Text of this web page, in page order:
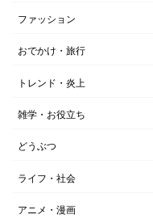
ファッション
おでかけ・旅行
トレンド・炎上
雑学・お役立ち
どうぶつ
ライフ・社会
アニメ・漫画